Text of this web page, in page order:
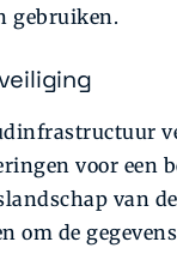
gebruiken.
voor een
van
om de